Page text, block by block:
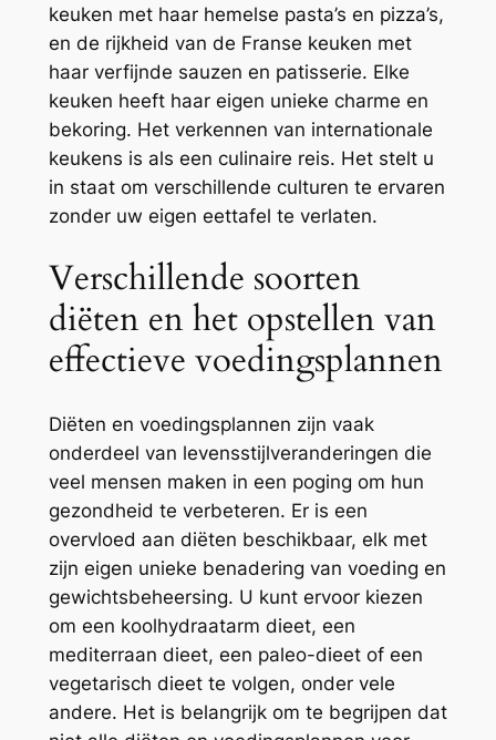
keuken met haar hemelse pasta’s en pizza’s,
en de rijkheid van de Franse keuken met
haar verfijnde sauzen en patisserie. Elke
keuken heeft haar eigen unieke charme en
bekoring. Het verkennen van internationale
keukens is als een culinaire reis. Het stelt u
in staat om verschillende culturen te ervaren
zonder uw eigen eettafel te verlaten.
Verschillende soorten
diëten en het opstellen van
effectieve voedingsplannen
Diëten en voedingsplannen zijn vaak
onderdeel van levensstijlveranderingen die
veel mensen maken in een poging om hun
gezondheid te verbeteren. Er is een
overvloed aan diëten beschikbaar, elk met
zijn eigen unieke benadering van voeding en
gewichtsbeheersing. U kunt ervoor kiezen
om een koolhydraatarm dieet, een
mediterraan dieet, een paleo-dieet of een
vegetarisch dieet te volgen, onder vele
andere. Het is belangrijk om te begrijpen dat